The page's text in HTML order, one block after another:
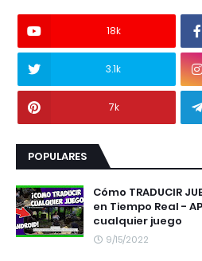
18k
3.1k
7k
POPULARES
Cómo TRADUCIR
en Tiempo Real -
cualquier juego
9/15/2022